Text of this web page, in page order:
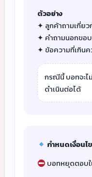
ตัวอย่าง
✦ ลูกค้าถามเกี่ยว
✦ คำถามนอกขอ
✦ ข้อความที่เกิน
กรณีนี้ บอทจะ
ดำเนินต่อได้
กำหนดเงื่อนไ
บอทหยุดตอบ